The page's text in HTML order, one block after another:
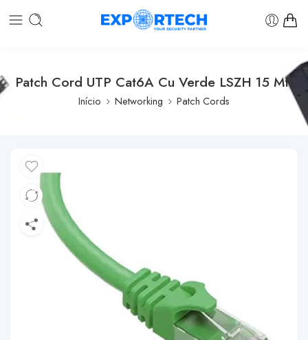
Patch Cord UTP Cat6A Cu Verde LSZH 15 Mt.
Início Networking Patch Cords